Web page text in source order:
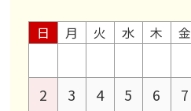
日
月 火 水 木 金
2
3 4 5 6 7